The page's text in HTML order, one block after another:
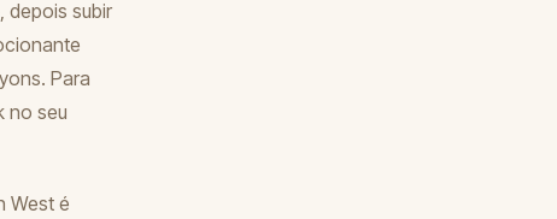
depois subir
Para
no seu
West é